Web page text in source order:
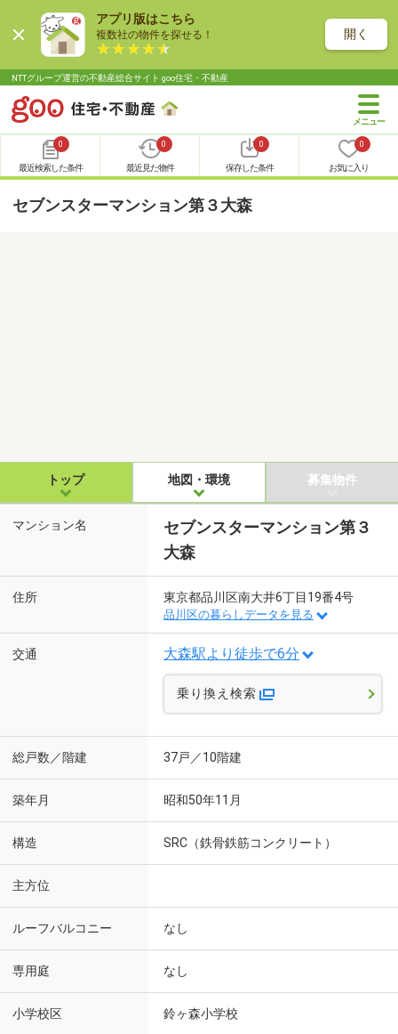
アプリ版はこちら
複数社の物件を探せる！ 開く
NTTグループ運営の不動産総合サイト goo住宅・不動産
0
最近検索した条件
0
最近見た物件
0
保存した条件
0
お気に入り
セブンスターマンション第３大森
トップ 地図・環境 募集物件
マンション名
セブンスターマンション第３
大森
住所 東京都品川区南大井6丁目19番4号
品川区の暮らしデータを見る
交通 大森駅より徒歩で6分
乗り換え検索
総戸数／階建 37戸／10階建
築年月 昭和50年11月
構造 SRC（鉄骨鉄筋コンクリート）
主方位
ルーフバルコニー なし
専用庭 なし
小学校区 鈴ヶ森小学校